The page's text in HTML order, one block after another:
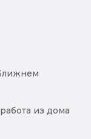
из дома